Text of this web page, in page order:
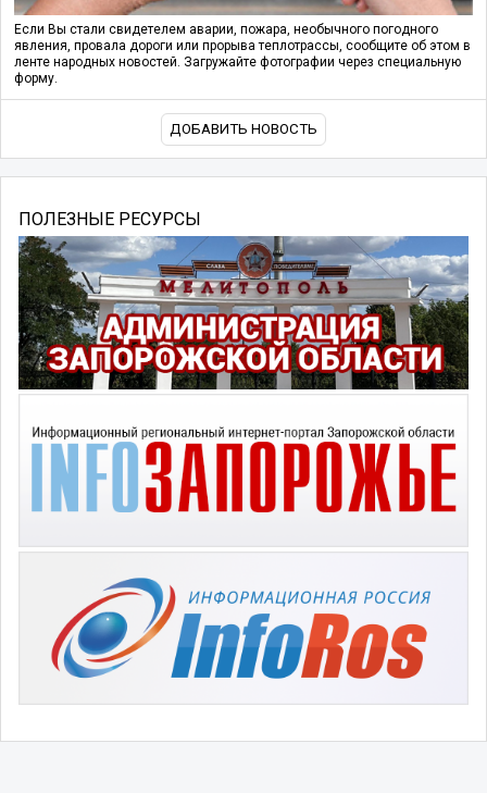
Если Вы стали свидетелем аварии, пожара, необычного погодного
явления, провала дороги или прорыва теплотрассы, сообщите об этом в
ленте народных новостей. Загружайте фотографии через специальную
форму.
ДОБАВИТЬ НОВОСТЬ
ПОЛЕЗНЫЕ РЕСУРСЫ